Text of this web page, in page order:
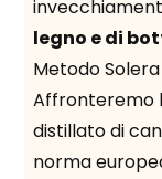
legno e di
Metodo
Affronteremo
distillato di
norma